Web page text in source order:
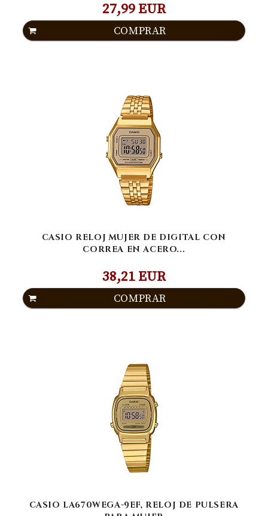
27,99 EUR
COMPRAR
CASIO RELOJ MUJER DE DIGITAL CON
CORREA EN ACERO...
38,21 EUR
COMPRAR
CASIO LA670WEGA-9EF, RELOJ DE PULSERA